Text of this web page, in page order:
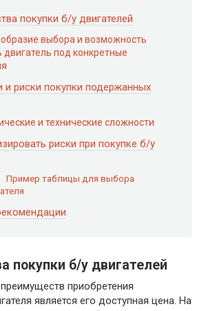
покупки б/у двигателей
выбора и возможность
двигатель под конкретные
и риски покупки подержанных
и технические сложности
риски при покупке б/у
Пример таблицы для выбора
покупки б/у двигателей
приобретения
является его доступная цена. На